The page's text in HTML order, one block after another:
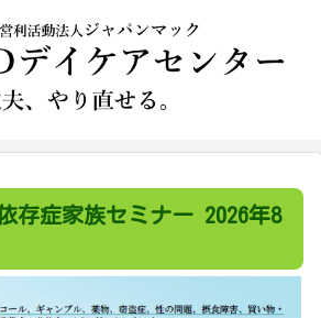
存症家族セミナー 2026年8